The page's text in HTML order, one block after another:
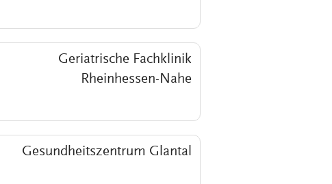
Geriatrische Fachklinik
Rheinhessen-Nahe
Gesundheitszentrum Glantal